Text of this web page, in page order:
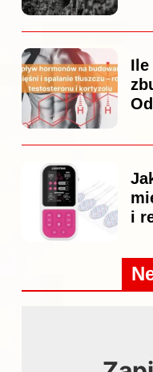
Ile
i